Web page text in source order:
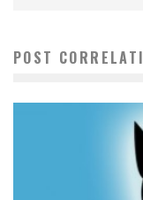
POST CORRELATI